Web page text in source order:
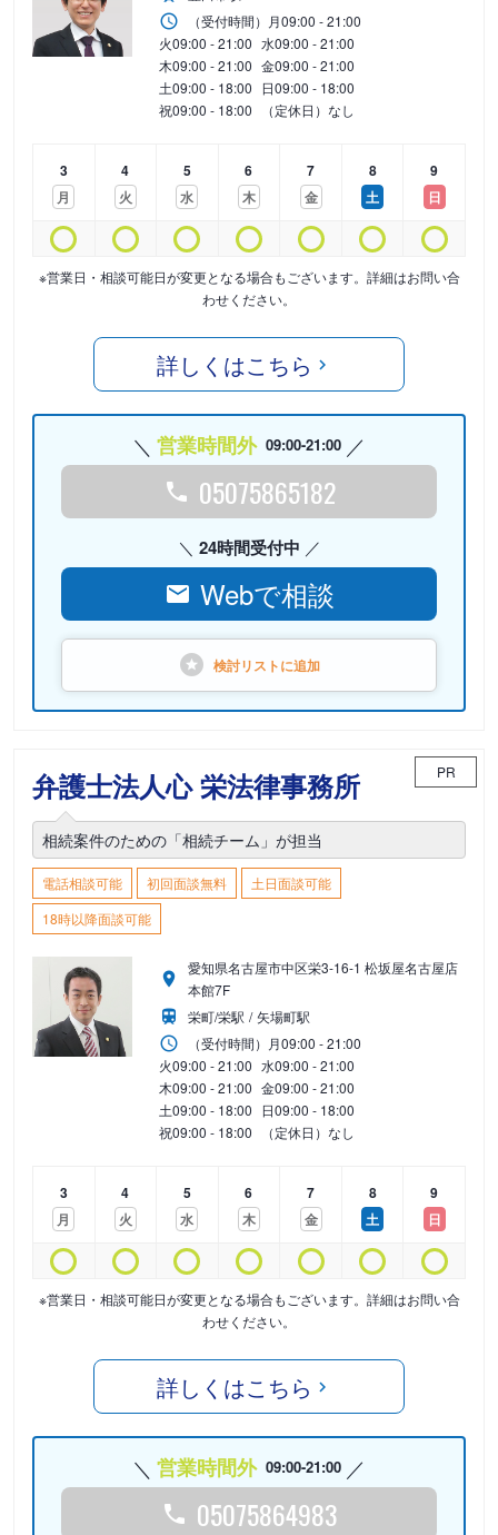
（受付時間） 月09:00 - 21:00
火09:00 - 21:00 水09:00 - 21:00
木09:00 - 21:00 金09:00 - 21:00
土09:00 - 18:00 日09:00 - 18:00
祝09:00 - 18:00 （定休日）なし
3
月
4
火
5
水
6
木
7
金
8
土
9
日
※営業日・相談可能日が変更となる場合もございます。詳細はお問い合
わせください。
詳しくはこちら
営業時間外 09:00-21:00
05075865182
24時間受付中
Webで相談
検討リストに追加
弁護士法人心 栄法律事務所 PR
相続案件のための「相続チーム」が担当
電話相談可能 初回面談無料
土日面談可能
18時以降面談可能
愛知県名古屋市中区栄3-16-1 松坂屋名古屋店
本館7F
栄町/栄駅
矢場町駅
（受付時間） 月09:00 - 21:00
火09:00 - 21:00 水09:00 - 21:00
木09:00 - 21:00 金09:00 - 21:00
土09:00 - 18:00 日09:00 - 18:00
祝09:00 - 18:00 （定休日）なし
3
月
4
火
5
水
6
木
7
金
8
土
9
日
※営業日・相談可能日が変更となる場合もございます。詳細はお問い合
わせください。
詳しくはこちら
営業時間外 09:00-21:00
05075864983